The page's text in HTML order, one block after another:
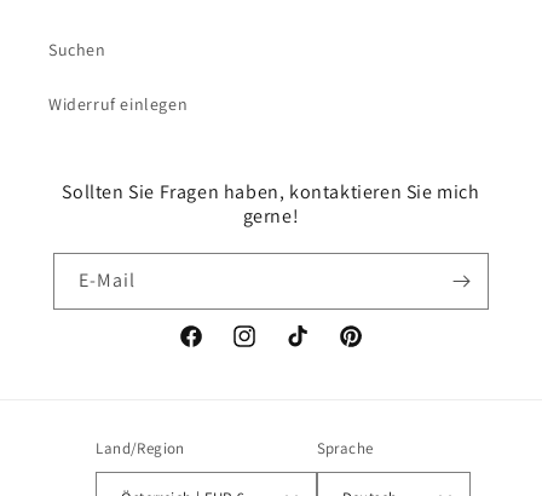
Suchen
Widerruf einlegen
Sollten Sie Fragen haben, kontaktieren Sie mich
gerne!
E-Mail
FacebookInstagramTikTok Pinterest
Land/Region Sprache